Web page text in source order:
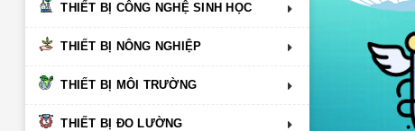
THIẾT BỊ CÔNG NGHỆ SINH HỌC
THIẾT BỊ NÔNG NGHIỆP
THIẾT BỊ MÔI TRƯỜNG
THIẾT BỊ ĐO LƯỜNG